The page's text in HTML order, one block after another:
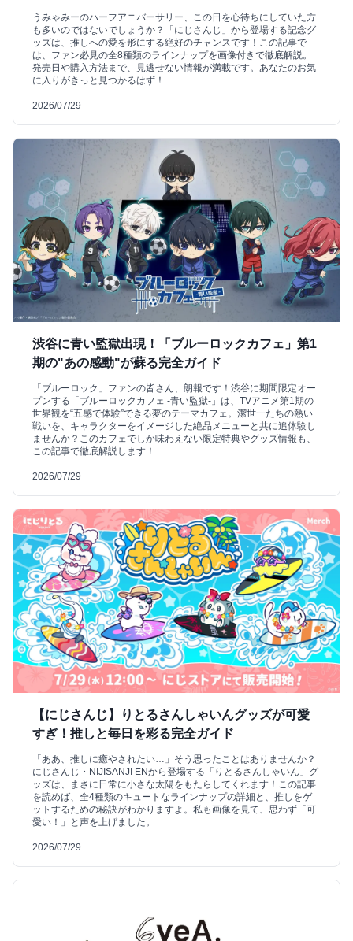
うみゃみーのハーフアニバーサリー、この日を心待ちにしていた方
も多いのではないでしょうか？「にじさんじ」から登場する記念グ
ッズは、推しへの愛を形にする絶好のチャンスです！この記事で
は、ファン必見の全8種類のラインナップを画像付きで徹底解説。
発売日や購入方法まで、見逃せない情報が満載です。あなたのお気
に入りがきっと見つかるはず！
2026/07/29
渋谷に青い監獄出現！「ブルーロックカフェ」第1
期の"あの感動"が蘇る完全ガイド
「ブルーロック」ファンの皆さん、朗報です！渋谷に期間限定オー
プンする「ブルーロックカフェ -青い監獄-」は、TVアニメ第1期の
世界観を“五感で体験”できる夢のテーマカフェ。潔世一たちの熱い
戦いを、キャラクターをイメージした絶品メニューと共に追体験し
ませんか？このカフェでしか味わえない限定特典やグッズ情報も、
この記事で徹底解説します！
2026/07/29
【にじさんじ】りとるさんしゃいんグッズが可愛
すぎ！推しと毎日を彩る完全ガイド
「ああ、推しに癒やされたい…」そう思ったことはありませんか？
にじさんじ・NIJISANJI ENから登場する「りとるさんしゃいん」グ
ッズは、まさに日常に小さな太陽をもたらしてくれます！この記事
を読めば、全4種類のキュートなラインナップの詳細と、推しをゲ
ットするための秘訣がわかりますよ。私も画像を見て、思わず「可
愛い！」と声を上げました。
2026/07/29